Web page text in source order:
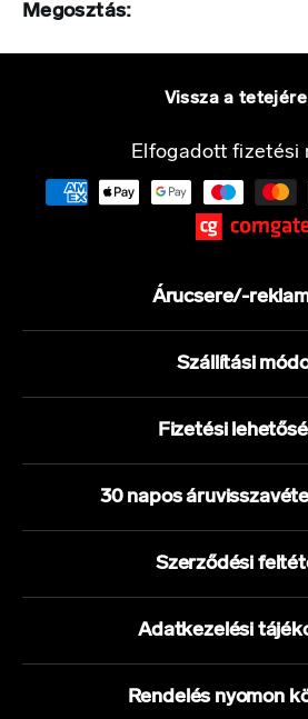
Megosztás:
Vissza a tetejére
Elfogadott fizetési
Árucsere/-
Szállítási
Fizetési
30 napos
Szerződési
Adatkezelési
Rendelés nyomon